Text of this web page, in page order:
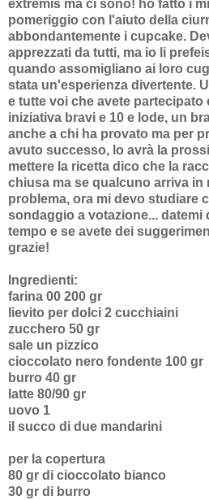
extremis ma ci sono! ho fatto i
pomeriggio con l'aiuto della
abbondantemente i cupcake.
apprezzati da tutti, ma io li
quando assomigliano ai loro
stata un'esperienza divertente.
e tutte voi che avete partecipato
iniziativa bravi e 10 e lode, un
anche a chi ha provato ma per
avuto successo, lo avrà la
mettere la ricetta dico che la
chiusa ma se qualcuno arriva in
problema, ora mi devo studiare
sondaggio a votazione... datemi
tempo e se avete dei
grazie!
Ingredienti:
farina 00 200 gr
lievito per dolci 2 cucchiaini
zucchero 50 gr
sale un pizzico
cioccolato nero fondente 100 gr
burro 40 gr
latte 80/90 gr
uovo 1
il succo di due mandarini
per la copertura
80 gr di cioccolato bianco
30 gr di burro